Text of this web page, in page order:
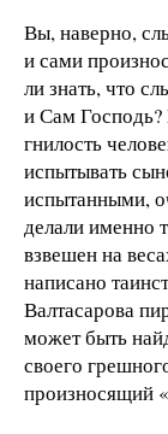
Вы, наверно,
и сами
ли знать, что
и Сам
гнилость
испытывать
испытанными,
делали именно
взвешен на
написано
Валтасарова
может быть
своего
произносящий